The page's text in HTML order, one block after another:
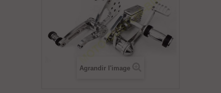
Agrandir l'image